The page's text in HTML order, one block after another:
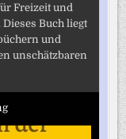
Freizeit und
Buch liegt
und
unschätzbaren